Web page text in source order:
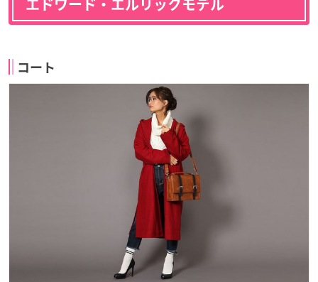
エドワード・エルリックモデル
コート